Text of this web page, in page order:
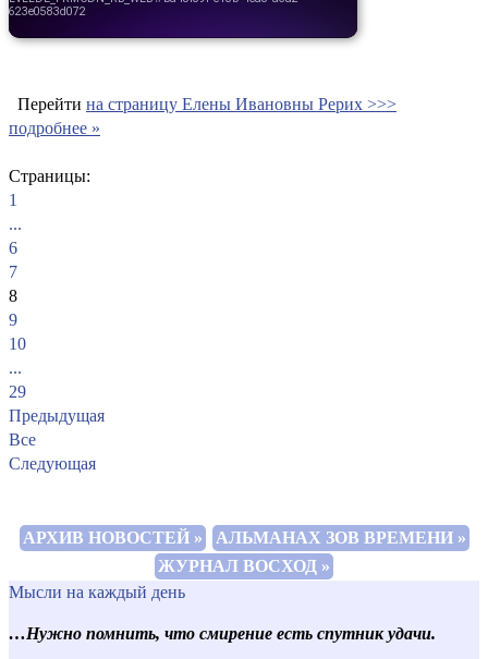
Перейти на страницу Елены Ивановны Рерих >>>
подробнее »
Страницы:
1
...
6
7
8
9
10
...
29
Предыдущая
Все
Следующая
АРХИВ НОВОСТЕЙ »
АЛЬМАНАХ ЗОВ ВРЕМЕНИ »
ЖУРНАЛ ВОСХОД »
Мысли на каждый день
…Нужно помнить, что смирение есть спутник удачи.